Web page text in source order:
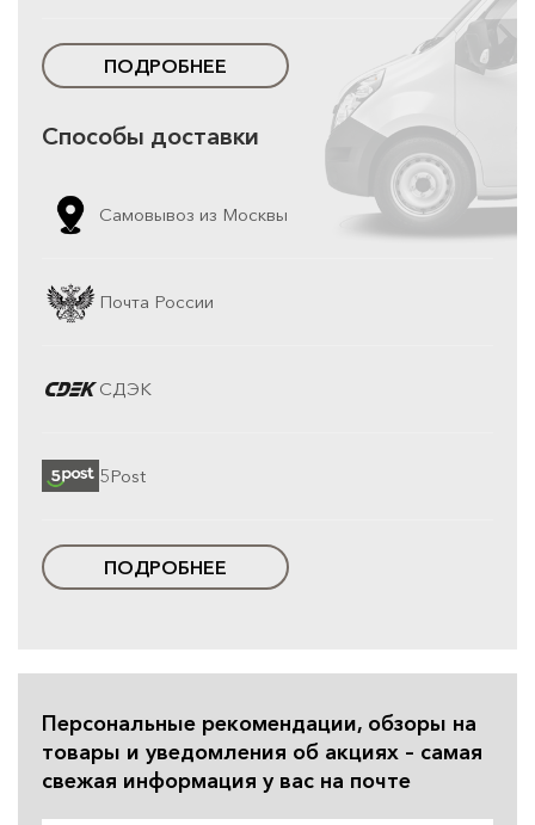
ПОДРОБНЕЕ
Способы доставки
Самовывоз из Москвы
Почта России
СДЭК
5Post
ПОДРОБНЕЕ
Персональные рекомендации, обзоры на
товары и уведомления об акциях – самая
свежая информация у вас на почте